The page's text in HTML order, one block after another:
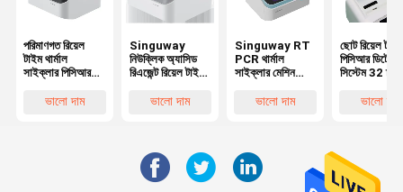
পরিমাণগত রিয়েল
টাইম থার্মাল
সাইক্লার পিসিআর
ভালো দাম
Singuway
নিউক্লিক অ্যাসিড
রিএজেন্ট রিয়েল টাইম
সিই সার্টিফিকেশন
ভালো দাম
Singuway RT
PCR থার্মাল
সাইক্লার মেশিন
ভালো দাম
ছোট রিয়েল টাইম
পিসিআর
সিস্টেম 32
অ্যানালাইজার
ভালো দাম